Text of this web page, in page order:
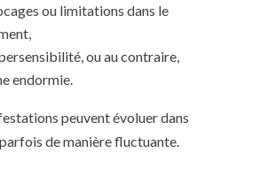
ou limitations dans le
ou au contraire,
endormie.
peuvent évoluer dans
de manière fluctuante.